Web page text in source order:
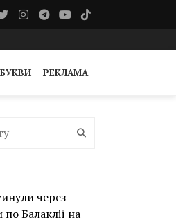
РЕКЛАМА
через
по Балаклії на